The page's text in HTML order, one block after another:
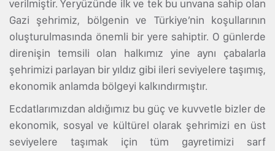
verilmiştir. Yeryüzünde ilk ve tek bu unvana sahip olan
Gazi şehrimiz, bölgenin ve Türkiye’nin koşullarının
oluşturulmasında önemli bir yere sahiptir. O günlerde
direnişin temsili olan halkımız yine aynı çabalarla
şehrimizi parlayan bir yıldız gibi ileri seviyelere taşımış,
ekonomik anlamda bölgeyi kalkındırmıştır.
Ecdatlarımızdan aldığımız bu güç ve kuvvetle bizler de
ekonomik, sosyal ve kültürel olarak şehrimizi en üst
seviyelere taşımak için tüm gayretimizi sarf